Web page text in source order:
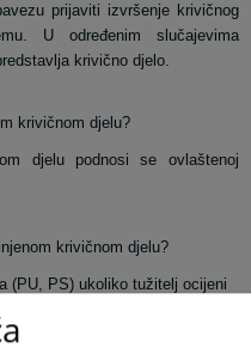
prijaviti izvršenje krivičnog
U određenim slučajevima
krivično djelo.
krivičnom djelu?
djelu podnosi se ovlaštenoj
krivičnom djelu?
(PU, PS) ukoliko tužitelj ocijeni